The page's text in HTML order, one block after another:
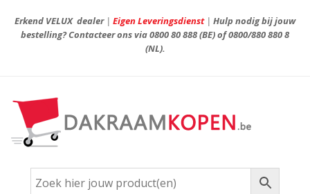
Erkend VELUX dealer| Eigen Leveringsdienst| Hulp nodig bij jouw
bestelling? Contacteer ons via0800 80 888(BE) of0800/880 880 8
(NL).